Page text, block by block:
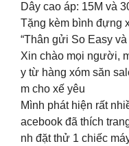
Dây cao áp: 15M và
Tặng kèm bình đựng
“Thân gửi So Easy
Xin chào mọi người,
y từ hàng xóm săn
m cho xế yêu
Mình phát hiện rất
acebook đã thích
nh đặt thử 1 chiếc